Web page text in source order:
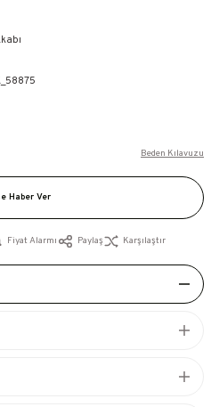
Beden Kılavuzu
Haber Ver
Fiyat Alarmı Paylaş Karşılaştır